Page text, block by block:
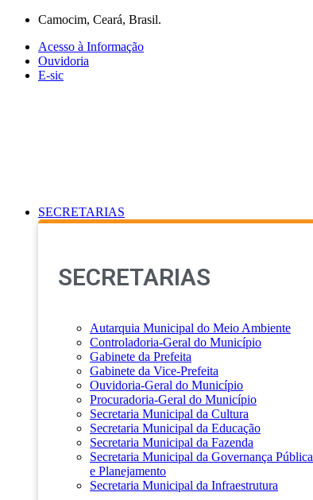
conteúdo
Camocim, Ceará, Brasil.
Acesso à Informação
Ouvidoria
E-sic
SECRETARIAS
SECRETARIAS
Autarquia Municipal do Meio Ambiente
Controladoria-Geral do Município
Gabinete da Prefeita
Gabinete da Vice-Prefeita
Ouvidoria-Geral do Município
Procuradoria-Geral do Município
Secretaria Municipal da Cultura
Secretaria Municipal da Educação
Secretaria Municipal da Fazenda
Secretaria Municipal da Governança Pública
e Planejamento
Secretaria Municipal da Infraestrutura